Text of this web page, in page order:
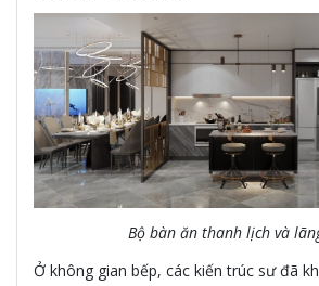
Bộ bàn ăn thanh lịch và
Ở không gian bếp, các kiến trúc sư đã